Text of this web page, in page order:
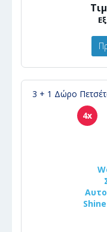
3 + 1 Δώρο
4x